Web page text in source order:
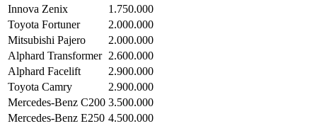
Innova Zenix
1.750.000
Toyota Fortuner
2.000.000
Mitsubishi Pajero
2.000.000
Alphard Transformer 2.600.000
Alphard Facelift
2.900.000
Toyota Camry
2.900.000
Mercedes-Benz C200 3.500.000
Mercedes-Benz E250 4.500.000